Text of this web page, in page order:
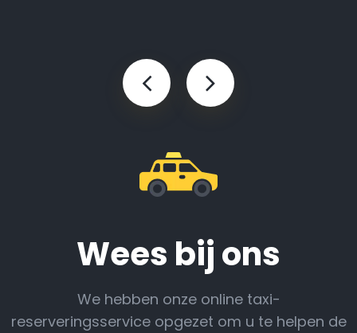
Wees bij ons
We hebben onze online taxi-
reserveringsservice opgezet om u te helpen de